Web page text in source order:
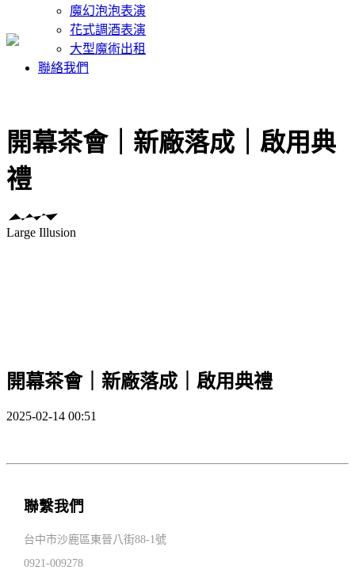
魔幻泡泡表演
花式調酒表演
大型魔術出租
聯絡我們
開幕茶會｜新廠落成｜啟用典
禮
Large Illusion
開幕茶會｜新廠落成｜啟用典禮
2025-02-14 00:51
聯繫我們
台中市沙鹿區東晉八街88-1號
0921-009278